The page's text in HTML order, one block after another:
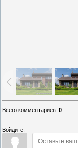
Всего комментариев: 0
Войдите: